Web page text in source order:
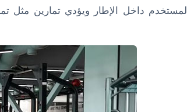
المستخدم داخل الإطار ويؤدي تمارين مثل